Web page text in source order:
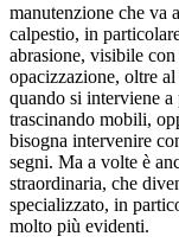
manutenzione che va
calpestio, in
abrasione, visibile
opacizzazione, oltre
quando si interviene
trascinando mobili,
bisogna intervenire
segni. Ma a volte è
straordinaria, che
specializzato, in
molto più evidenti.